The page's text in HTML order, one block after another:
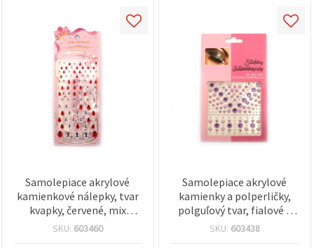
Samolepiace akrylové
kamienkové nálepky, tvar
kvapky, červené, mix
veľkostí 4x6 mm až 10x14
SKU: 603460
Samolepiace akrylové
kamienky a polperličky,
polguľový tvar, fialové –
159 ks
SKU: 603438